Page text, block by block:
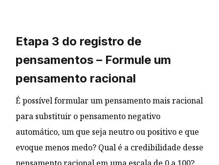
Etapa 3 do registro de
pensamentos – Formule um
pensamento racional
É possível formular um pensamento mais racional
para substituir o pensamento negativo
automático, um que seja neutro ou positivo e que
evoque menos medo? Qual é a credibilidade desse